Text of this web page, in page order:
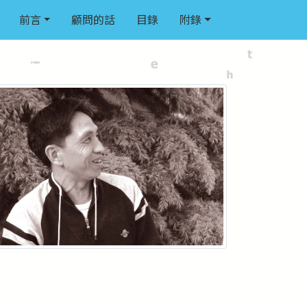
前言 顧問的話 目錄 附錄